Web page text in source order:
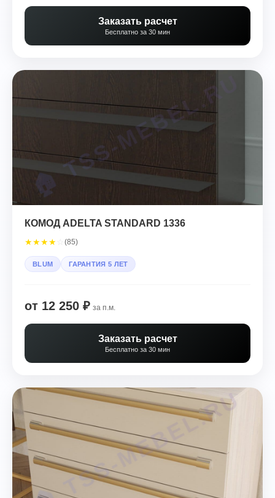
Заказать расчет
Бесплатно за 30 мин
КОМОД ADELTA STANDARD 1336
★★★★ (85)
BLUM ГАРАНТИЯ 5 ЛЕТ
от 12 250 ₽ за п.м.
Заказать расчет
Бесплатно за 30 мин